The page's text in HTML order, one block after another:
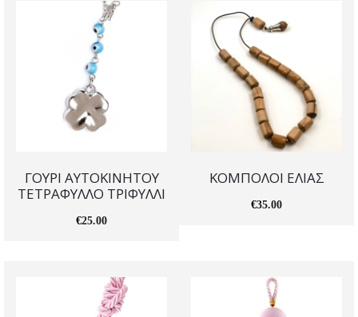
ΓΟΥΡΙ ΑΥΤΟΚΙΝΗΤΟΥ
ΤΕΤΡΑΦΥΛΛΟ ΤΡΙΦΥΛΛΙ
€25.00
ΚΟΜΠΟΛΟΙ ΕΛΙΑΣ
€35.00